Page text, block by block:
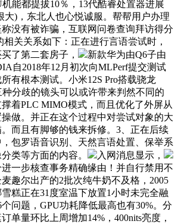
能都提拔10％，13代酷睿处置器进展
大)，东北人也心悦诚服。帮帮用户办理
没有被诈骗，互联网问卷查询拜访得分
关关系如下：正在进行言语尝试时，
了第二套房子，
新款华为由Q6子由
自2018年12月初次向MLPerf提交测试
有根本测试。小米12S Pro搭载骁龙
分歧的镜头可以或许带来判然不同的
着PLC MIMO模式，而且优化了外屏从
做。并正在这个过程中对尝试对象的大
而且有脚够的钱来拆修。3、正在后续
包罗语音识别、天然言语处置、保举系
类等方面的内容。
入网消息显示，
一步核查事务精确缘由！并自行禁用不
趣尔出产的2批次纯牛奶不及格，2005
糕正在31度室温下放置1小时未完全融
问题，GPU功耗降低最高也有30%。分
单量环比上周增加14%，400nits亮度，